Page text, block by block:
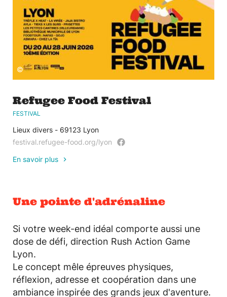
©
Refugee Food Festival
FESTIVAL
Lieux divers - 69123 Lyon
festival.refugee-food.org/lyon
En savoir plus
Une pointe d'adrénaline
Si votre week-end idéal comporte aussi une
dose de défi, direction Rush Action Game
Lyon.
Le concept mêle épreuves physiques,
réflexion, adresse et coopération dans une
ambiance inspirée des grands jeux d'aventure.